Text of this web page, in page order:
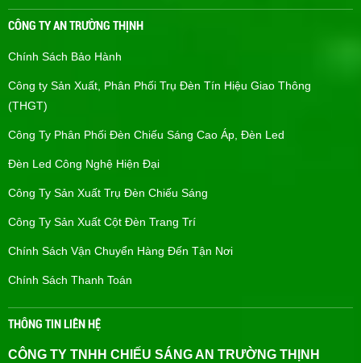
CÔNG TY AN TRƯỜNG THỊNH
Chính Sách Bảo Hành
Công ty Sản Xuất, Phân Phối Trụ Đèn Tín Hiệu Giao Thông
(THGT)
Công Ty Phân Phối Đèn Chiếu Sáng Cao Áp, Đèn Led
Đèn Led Công Nghệ Hiện Đại
Công Ty Sản Xuất Trụ Đèn Chiếu Sáng
Công Ty Sản Xuất Cột Đèn Trang Trí
Chính Sách Vận Chuyển Hàng Đến Tận Nơi
Chính Sách Thanh Toán
THÔNG TIN LIÊN HỆ
CÔNG TY TNHH CHIẾU SÁNG AN TRƯỜNG THỊNH